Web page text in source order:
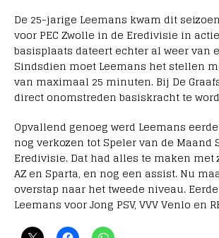
De 25-jarige Leemans kwam dit
voor PEC Zwolle in de Eredivisie in
basisplaats dateert echter al weer van
Sindsdien moet Leemans het stellen
van maximaal 25 minuten. Bij De
direct onomstreden basiskracht te
Opvallend genoeg werd Leemans
nog verkozen tot Speler van de Maand
Eredivisie. Dat had alles te maken
AZ en Sparta, en nog een assist. Nu
overstap naar het tweede niveau.
Leemans voor Jong PSV, VVV Venlo en